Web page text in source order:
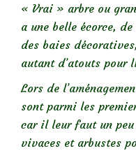
« Vrai » arbre ou
a une belle écorce,
des baies
autant d’atouts pour
Lors de
sont parmi les
car il leur faut un peu
vivaces et arbustes